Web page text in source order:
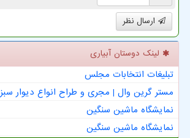
ارسال نظر
لینک دوستان آبیاری
تبلیغات انتخابات مجلس
مستر گرین وال | مجری و طراح انواع دیوار سبز
نمایشگاه ماشین سنگین
نمایشگاه ماشین سنگین